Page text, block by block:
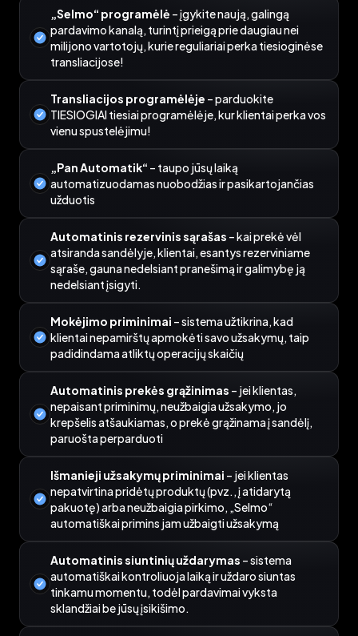
„Selmo“ programėlė – įgykite naują, galingą
pardavimo kanalą, turintį prieigą prie daugiau nei
milijono vartotojų, kurie reguliariai perka tiesioginėse
transliacijose!
Transliacijos programėlėje – parduokite
TIESIOGIAI tiesiai programėlėje, kur klientai perka vos
vienu spustelėjimu!
„Pan Automatik“ – taupo jūsų laiką
automatizuodamas nuobodžias ir pasikartojančias
užduotis
Automatinis rezervinis sąrašas – kai prekė vėl
atsiranda sandėlyje, klientai, esantys rezerviniame
sąraše, gauna nedelsiant pranešimą ir galimybę ją
nedelsiant įsigyti.
Mokėjimo priminimai – sistema užtikrina, kad
klientai nepamirštų apmokėti savo užsakymų, taip
padidindama atliktų operacijų skaičių
Automatinis prekės grąžinimas – jei klientas,
nepaisant priminimų, neužbaigia užsakymo, jo
krepšelis atšaukiamas, o prekė grąžinama į sandėlį,
paruošta perparduoti
Išmanieji užsakymų priminimai – jei klientas
nepatvirtina pridėtų produktų (pvz., į atidarytą
pakuotę) arba neužbaigia pirkimo, „Selmo“
automatiškai primins jam užbaigti užsakymą
Automatinis siuntinių uždarymas – sistema
automatiškai kontroliuoja laiką ir uždaro siuntas
tinkamu momentu, todėl pardavimai vyksta
sklandžiai be jūsų įsikišimo.